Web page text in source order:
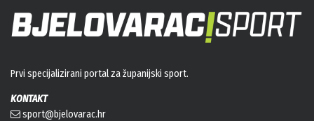
Prvi specijalizirani portal za županijski sport.
KONTAKT
sport@bjelovarac.hr